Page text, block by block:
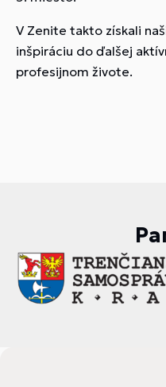
V Zenite takto získali
inšpiráciu do ďalšej
profesijnom živote.